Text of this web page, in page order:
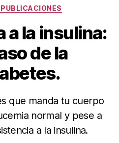
tu
salud
Categorías
a la insulina:
de la
que manda tu cuerpo
normal y pese a
a la insulina.